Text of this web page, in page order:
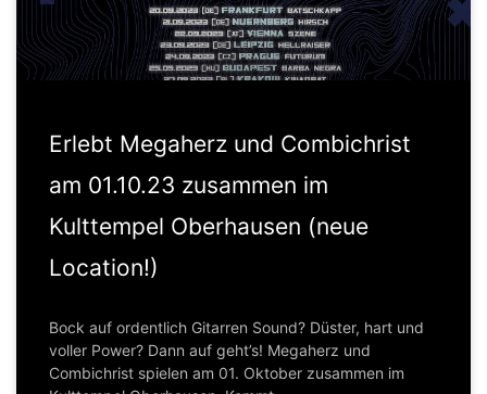
Erlebt Megaherz und Combichrist
am 01.10.23 zusammen im
Kulttempel Oberhausen (neue
Location!)
Bock auf ordentlich Gitarren Sound? Düster, hart und
voller Power? Dann auf geht’s! Megaherz und
Combichrist spielen am 01. Oktober zusammen im